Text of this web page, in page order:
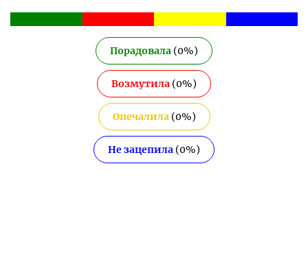
Порадовала (0%)
Возмутила (0%)
Опечалила(0%)
Не зацепила (0%)